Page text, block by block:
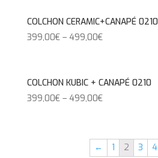
COLCHON CERAMIC+CANAPÉ 0210
399,00€– 499,00€
COLCHON KUBIC + CANAPÉ 0210
399,00€– 499,00€
← 1 2 3 4